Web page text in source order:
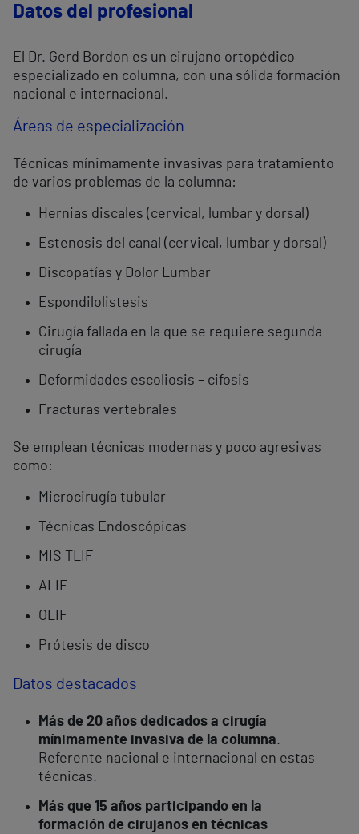
Datos del profesional
El Dr. Gerd Bordon es un cirujano ortopédico
especializado en columna, con una sólida formación
nacional e internacional.
Áreas de especialización
Técnicas mínimamente invasivas para tratamiento
de varios problemas de la columna:
Hernias discales (cervical, lumbar y dorsal)
Estenosis del canal (cervical, lumbar y dorsal)
Discopatías y Dolor Lumbar
Espondilolistesis
Cirugía fallada en la que se requiere segunda
cirugía
Deformidades escoliosis – cifosis
Fracturas vertebrales
Se emplean técnicas modernas y poco agresivas
como:
Microcirugía tubular
Técnicas Endoscópicas
MIS TLIF
ALIF
OLIF
Prótesis de disco
Datos destacados
Más de 20 años dedicados a cirugía
mínimamente invasiva de la columna.
Referente nacional e internacional en estas
técnicas.
Más que 15 años participando en la
formación de cirujanos en técnicas